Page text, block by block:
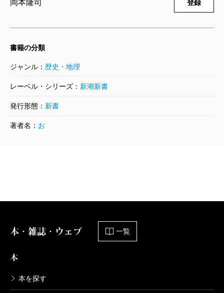
著者は、岡本隆司・京都府立大学教授。東洋史を知
る日本人の立場から欧米流の「グローバル・ヒストリ
家です。
の姿を描く場合でも、それは「アメーバ的」なものと
して描き出されます。そこでは自然に、ペルシャ系ソ
グド商人などがシルクロードを行き交う様子が想像さ
くる。歴史の場面が絵として浮かんでくるのです。そ
岡本隆司 登録
書籍の分類
ジャンル： 歴史・地理
レーベル・シリーズ： 新潮新書
発行形態： 新書
著者名： お
本・雑誌・ウェブ 一覧
本
本を探す